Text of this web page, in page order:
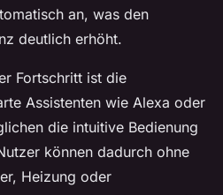
an, was den
deutlich erhöht.
Fortschritt ist die
Assistenten wie Alexa oder
die intuitive Bedienung
können dadurch ohne
Heizung oder